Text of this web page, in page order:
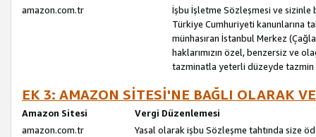
amazon.com.tr
İşbu İşletme Sözleşmesi ve sizinle
Türkiye Cumhuriyeti kanunlarına
münhasıran İstanbul Merkez
haklarımızın özel, benzersiz ve
tazminatla yeterli düzeyde
EK 3: AMAZON SİTESİ'NE BAĞLI OLARAK
Amazon Sitesi
Vergi Düzenlemesi
amazon.com.tr
Yasal olarak işbu Sözleşme tahtında size